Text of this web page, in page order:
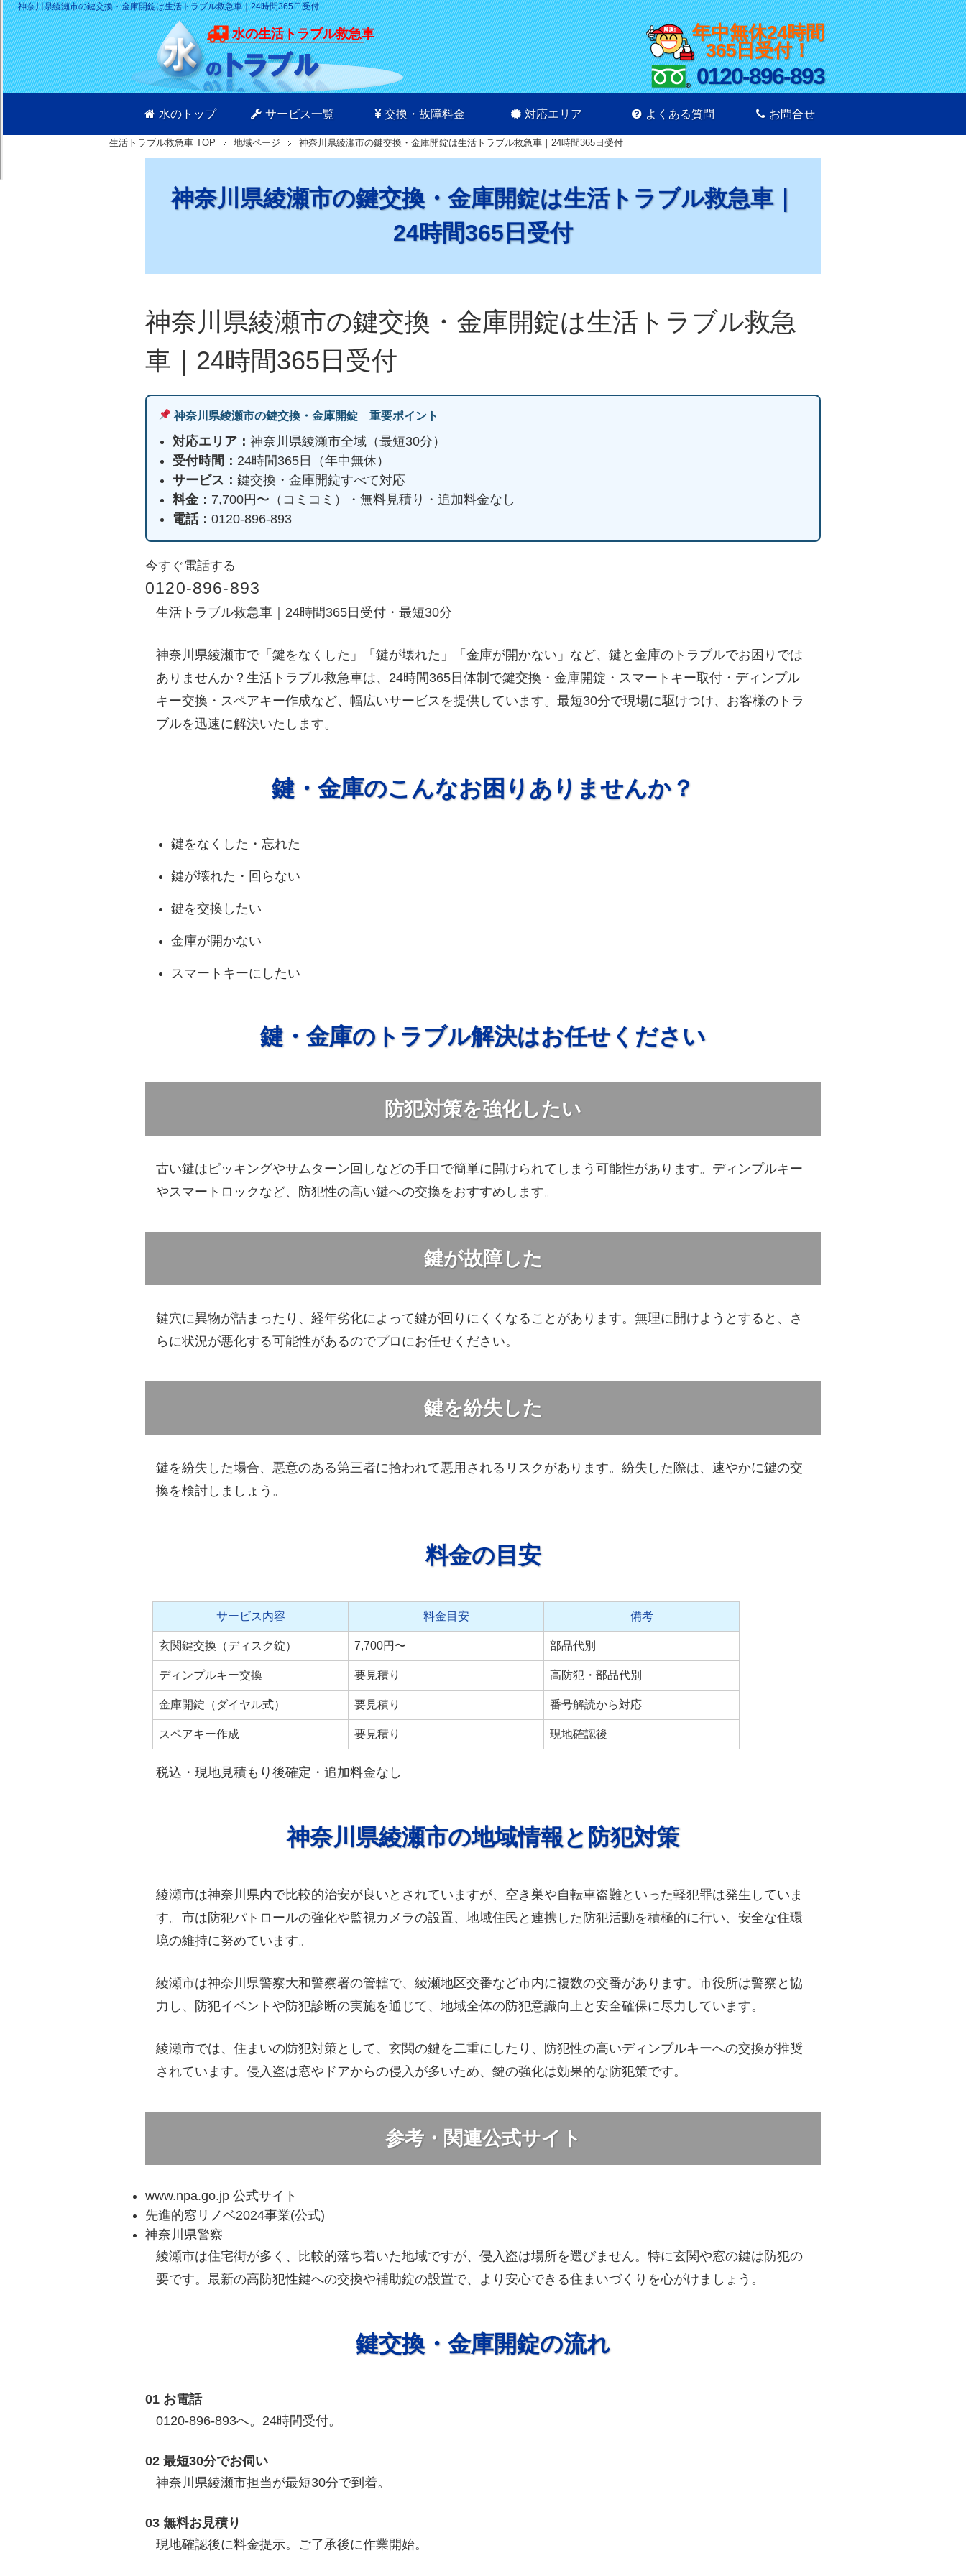
神奈川県綾瀬市の鍵交換・金庫開錠は生活トラブル救急車｜24時間365日受付
水の生活トラブル救急車
年中無休24時間
365日受付！
0120-896-893
水のトップ サービス一覧 交換・故障料金 対応エリア よくある質問 お問合せ
生活トラブル救急車 TOP 地域ページ 神奈川県綾瀬市の鍵交換・金庫開錠は生活トラブル救急車｜24時間365日受付
神奈川県綾瀬市の鍵交換・金庫開錠は生活トラブル救急車｜
24時間365日受付
神奈川県綾瀬市の鍵交換・金庫開錠は生活トラブル救急
車｜24時間365日受付
神奈川県綾瀬市の鍵交換・金庫開錠 重要ポイント
対応エリア： 神奈川県綾瀬市全域（最短30分）
受付時間： 24時間365日（年中無休）
サービス： 鍵交換・金庫開錠すべて対応
料金： 7,700円〜（コミコミ）・無料見積り・追加料金なし
電話： 0120-896-893
今すぐ電話する
0120-896-893
生活トラブル救急車｜24時間365日受付・最短30分
神奈川県綾瀬市で「鍵をなくした」「鍵が壊れた」「金庫が開かない」など、鍵と金庫のトラブルでお困りでは
ありませんか？生活トラブル救急車は、24時間365日体制で鍵交換・金庫開錠・スマートキー取付・ディンプル
キー交換・スペアキー作成など、幅広いサービスを提供しています。最短30分で現場に駆けつけ、お客様のトラ
ブルを迅速に解決いたします。
鍵・金庫のこんなお困りありませんか？
鍵をなくした・忘れた
鍵が壊れた・回らない
鍵を交換したい
金庫が開かない
スマートキーにしたい
鍵・金庫のトラブル解決はお任せください
防犯対策を強化したい
古い鍵はピッキングやサムターン回しなどの手口で簡単に開けられてしまう可能性があります。ディンプルキー
やスマートロックなど、防犯性の高い鍵への交換をおすすめします。
鍵が故障した
鍵穴に異物が詰まったり、経年劣化によって鍵が回りにくくなることがあります。無理に開けようとすると、さ
らに状況が悪化する可能性があるのでプロにお任せください。
鍵を紛失した
鍵を紛失した場合、悪意のある第三者に拾われて悪用されるリスクがあります。紛失した際は、速やかに鍵の交
換を検討しましょう。
料金の目安
サービス内容 料金目安 備考
玄関鍵交換（ディスク錠） 7,700円〜 部品代別
ディンプルキー交換 要見積り 高防犯・部品代別
金庫開錠（ダイヤル式） 要見積り 番号解読から対応
スペアキー作成 要見積り 現地確認後
税込・現地見積もり後確定・追加料金なし
神奈川県綾瀬市の地域情報と防犯対策
綾瀬市は神奈川県内で比較的治安が良いとされていますが、空き巣や自転車盗難といった軽犯罪は発生していま
す。市は防犯パトロールの強化や監視カメラの設置、地域住民と連携した防犯活動を積極的に行い、安全な住環
境の維持に努めています。
綾瀬市は神奈川県警察大和警察署の管轄で、綾瀬地区交番など市内に複数の交番があります。市役所は警察と協
力し、防犯イベントや防犯診断の実施を通じて、地域全体の防犯意識向上と安全確保に尽力しています。
綾瀬市では、住まいの防犯対策として、玄関の鍵を二重にしたり、防犯性の高いディンプルキーへの交換が推奨
されています。侵入盗は窓やドアからの侵入が多いため、鍵の強化は効果的な防犯策です。
参考・関連公式サイト
www.npa.go.jp 公式サイト
先進的窓リノベ2024事業(公式)
神奈川県警察
綾瀬市は住宅街が多く、比較的落ち着いた地域ですが、侵入盗は場所を選びません。特に玄関や窓の鍵は防犯の
要です。最新の高防犯性鍵への交換や補助錠の設置で、より安心できる住まいづくりを心がけましょう。
鍵交換・金庫開錠の流れ
01 お電話
0120-896-893へ。24時間受付。
02 最短30分でお伺い
神奈川県綾瀬市担当が最短30分で到着。
03 無料お見積り
現地確認後に料金提示。ご了承後に作業開始。